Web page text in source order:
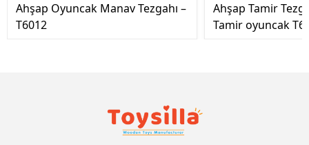
Ahşap Oyuncak Manav Tezgahı –
T6012
Ahşap Tamir
Tamir oyuncak